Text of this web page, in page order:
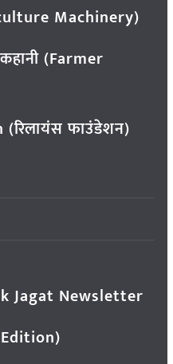
Machinery)
(Farmer
फाउंडेशन)
Jagat Newsletter